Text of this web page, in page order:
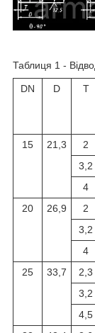
Таблиця 1 -
DN D T
15
21,3 2
3,2
4
20
26,9 2
3,2
4
25
33,7 2,3
3,2
4,5